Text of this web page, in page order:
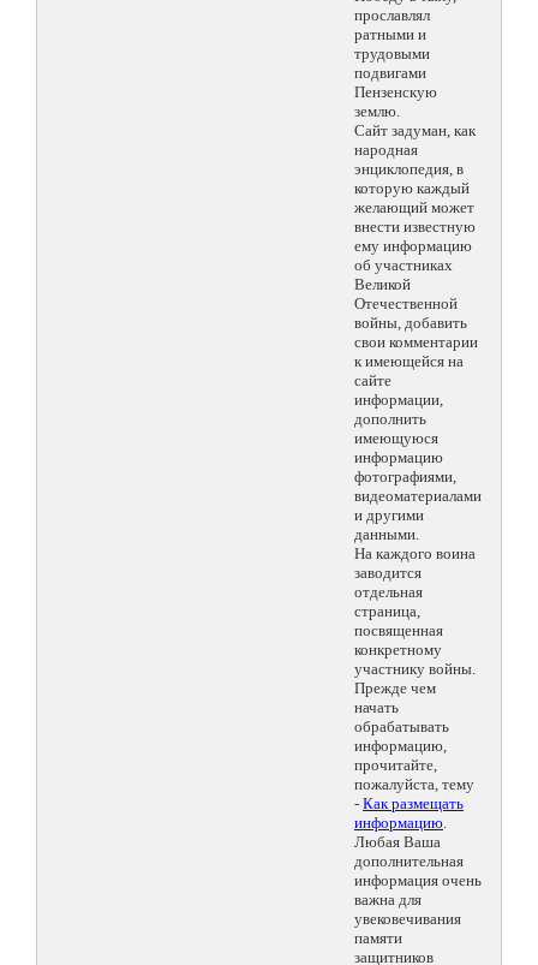
прославлял
ратными и
трудовыми
подвигами
Пензенскую
землю.
Сайт задуман, как
народная
энциклопедия, в
которую каждый
желающий может
внести известную
ему информацию
об участниках
Великой
Отечественной
войны, добавить
свои комментарии
к имеющейся на
сайте
информации,
дополнить
имеющуюся
информацию
фотографиями,
видеоматериалами
и другими
данными.
На каждого воина
заводится
отдельная
страница,
посвященная
конкретному
участнику войны.
Прежде чем
начать
обрабатывать
информацию,
прочитайте,
пожалуйста, тему
- Как размещать
информацию.
Любая Ваша
дополнительная
информация очень
важна для
увековечивания
памяти
защитников